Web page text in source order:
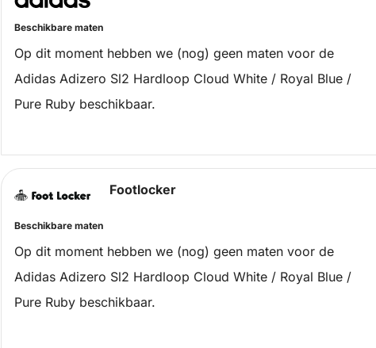
Beschikbare maten
Op dit moment hebben we (nog) geen maten voor de
Adidas Adizero Sl2 Hardloop Cloud White / Royal Blue /
Pure Ruby beschikbaar.
Footlocker
Beschikbare maten
Op dit moment hebben we (nog) geen maten voor de
Adidas Adizero Sl2 Hardloop Cloud White / Royal Blue /
Pure Ruby beschikbaar.